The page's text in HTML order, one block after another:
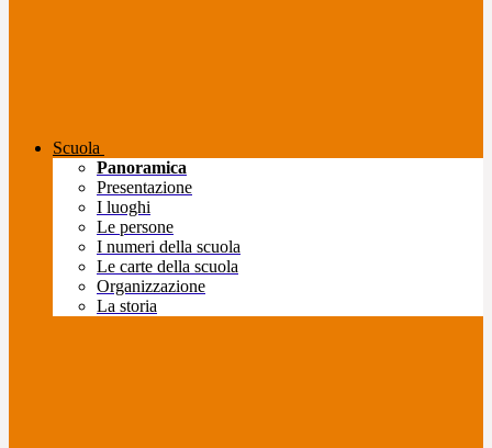
Scuola
Panoramica
Presentazione
I luoghi
Le persone
I numeri della scuola
Le carte della scuola
Organizzazione
La storia